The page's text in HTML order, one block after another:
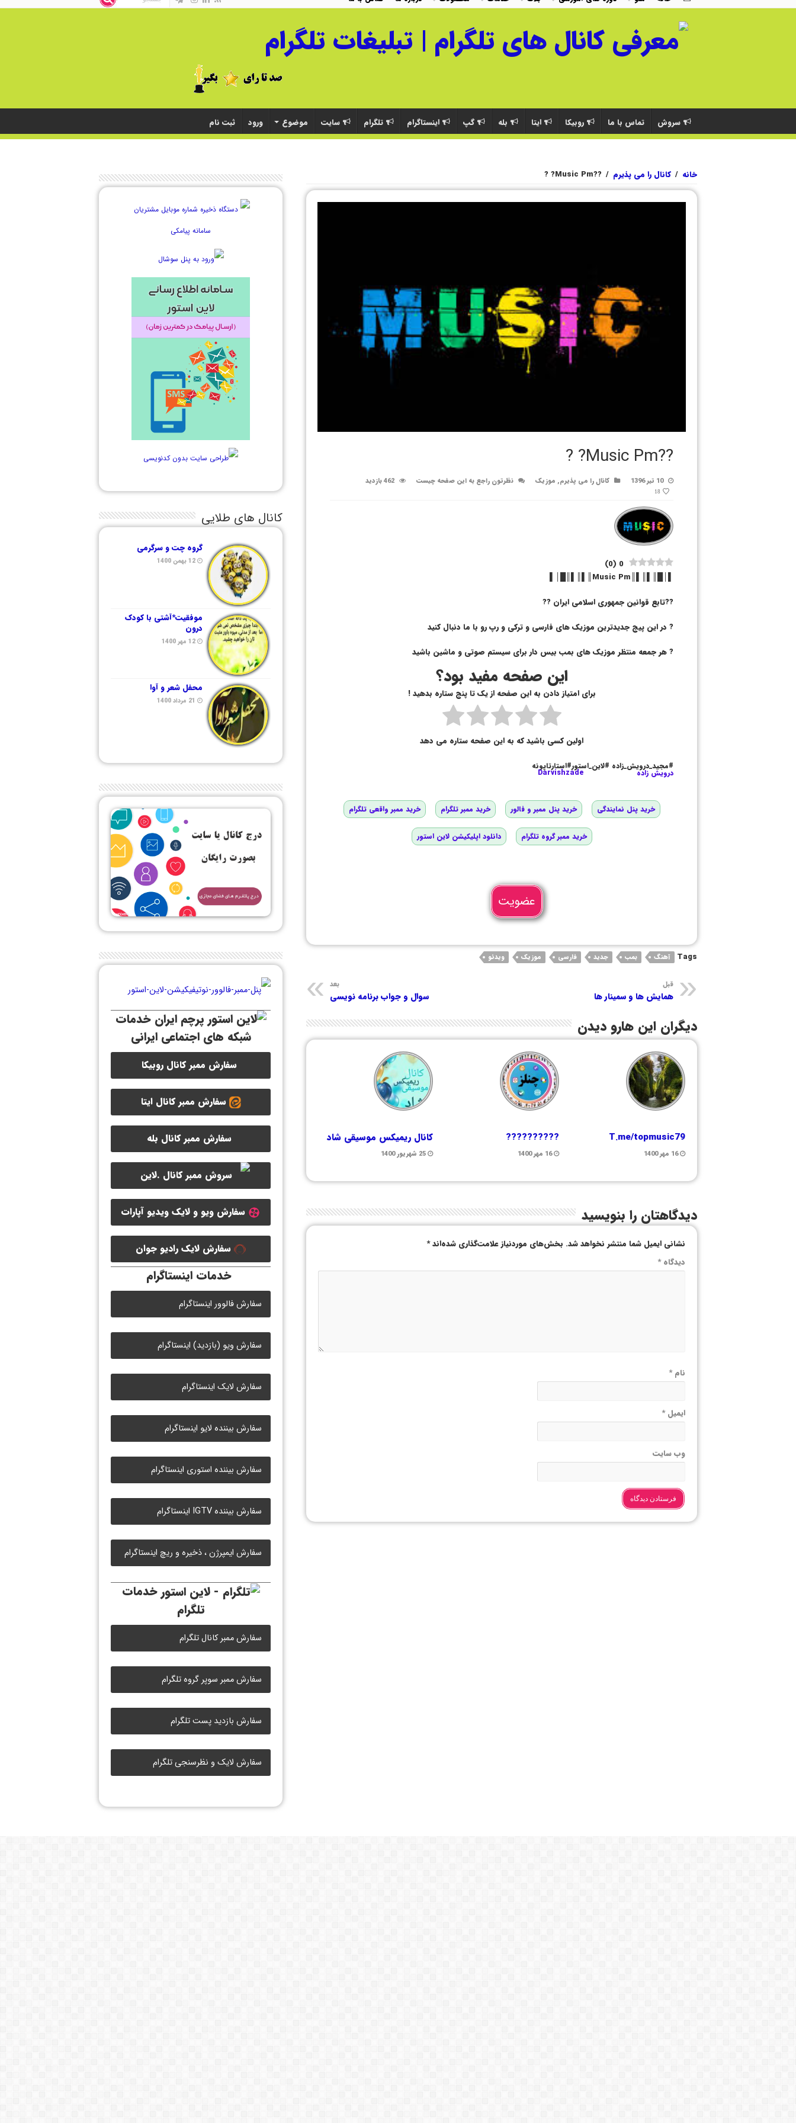
سروش تماس با ما روبیکا ایتا بله گپ اینستاگرام تلگرام سایت موضوع ورود ثبت نام
خانه / کانال را می پذیرم /
??Music Pm? ?
??Music Pm? ?
10 تیر 1396 کانال را می پذیرم, موزیک نظرتون راجع به این صفحه چیست 462 بازدید
18
0
(
0
)
??تابع قوانین جمهوری اسلامی ایران ??
? در این پیج جدیدترین موزیک های فارسی و ترکی و رپ رو با ما دنبال کنید
? هر جمعه منتظر موزیک های بمب بیس دار برای سیستم صوتی و ماشین باشید
این صفحه مفید بود؟
برای امتیاز دادن به این صفحه از یک تا پنج ستاره بدهید !
اولین کسی باشید که به این صفحه ستاره می دهد
#مجید_درویش_زاده #لاین_استور#استارتاپونه
درویش زاده Darvishzade
خرید پنل نمایندگی خرید پنل ممبر و فالور خرید ممبر تلگرام خرید ممبر واقعی تلگرام
خرید ممبر گروه تلگرام دانلود اپلیکیشن لاین استور
عضویت
Tags آهنگ بمب جدید فارسی موزیک ویدئو
قبل
همایش ها و سمینار ها
بعد
سوال و جواب برنامه نویسی
دیگران این هارو دیدن
T.me/topmusic79
16 مهر 1400
??????????
16 مهر 1400
کانال ریمیکس موسیقی شاد
25 شهریور 1400
دیدگاهتان را بنویسید
نشانی ایمیل شما منتشر نخواهد شد. بخش‌های موردنیاز علامت‌گذاری شده‌اند*
دیدگاه*
نام*
ایمیل*
وب‌ سایت
کانال های طلایی
گروه چت و سرگرمی
12 بهمن 1400
موفقیت*آشتی با کودک
درون
12 مهر 1400
محفل شعر و آوا
21 مرداد 1400
خدمات
شبکه های اجتماعی ایرانی
سفارش ممبر کانال روبیکا
سفارش ممبر کانال ایتا
سفارش ممبر کانال بله
سفارش ممبر کانال سروش
سفارش ویو و لایک ویدیو آپارات
سفارش لایک رادیو جوان
خدمات اینستاگرام
سفارش فالوور اینستاگرام
سفارش ویو (بازدید) اینستاگرام
سفارش لایک اینستاگرام
سفارش بیننده لایو اینستاگرام
سفارش بیننده استوری اینستاگرام
سفارش بیننده IGTV اینستاگرام
سفارش ایمپرژن ، ذخیره و ریچ اینستاگرام
خدمات
تلگرام
سفارش ممبر کانال تلگرام
سفارش ممبر سوپر گروه تلگرام
سفارش بازدید پست تلگرام
سفارش لایک و نظرسنجی تلگرام